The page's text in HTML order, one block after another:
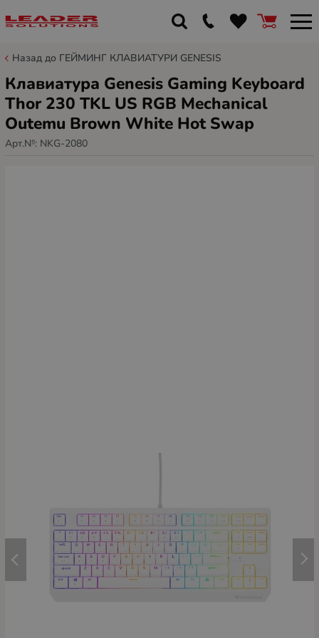
Назад до ГЕЙМИНГ КЛАВИАТУРИ GENESIS
Клавиатура Genesis Gaming Keyboard
Thor 230 TKL US RGB Mechanical
Outemu Brown White Hot Swap
Арт.№: NKG-2080